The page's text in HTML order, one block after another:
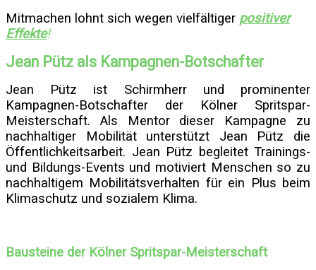
Mitmachen lohnt sich wegen vielfältiger positiver
Effekte!
Jean Pütz als Kampagnen-Botschafter
Jean Pütz ist Schirmherr und prominenter
Kampagnen-Botschafter der Kölner Spritspar-
Meisterschaft. Als Mentor dieser Kampagne zu
nachhaltiger Mobilität unterstützt Jean Pütz die
Öffentlichkeitsarbeit. Jean Pütz begleitet Trainings-
und Bildungs-Events und motiviert Menschen so zu
nachhaltigem Mobilitätsverhalten für ein Plus beim
Klimaschutz und sozialem Klima.
Bausteine der Kölner Spritspar-Meisterschaft